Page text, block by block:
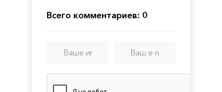
Всего комментариев: 0